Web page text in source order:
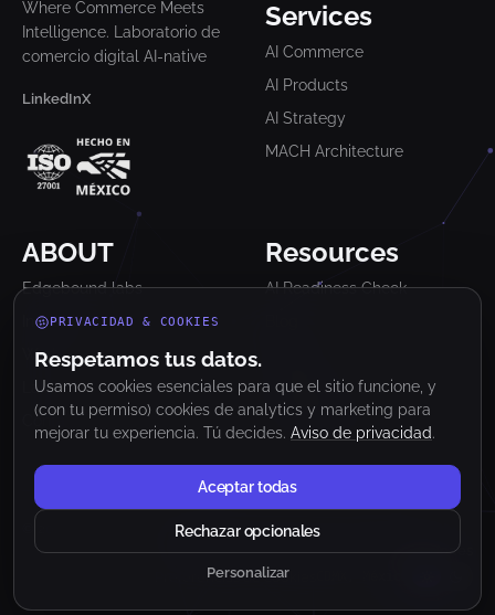
Where Commerce Meets
Intelligence. Laboratorio de
comercio digital AI-native
LinkedInX
Services
AI Commerce
AI Products
AI Strategy
MACH Architecture
ABOUT
Edgebound labs
Industrias
Work
Lab
Contact
Resources
AI Readiness Check
Newsletter
Clutch Reviews
© 2026 Edgebound Labs. Todos los derechos reservados.
Aviso de PrivacidadTérminos y Condiciones
Preferencias de cookies
PRIVACIDAD & COOKIES
Respetamos tus datos.
Usamos cookies esenciales para que el sitio funcione, y
(con tu permiso) cookies de analytics y marketing para
mejorar tu experiencia. Tú decides. Aviso de privacidad.
Aceptar todas
Rechazar opcionales
Personalizar